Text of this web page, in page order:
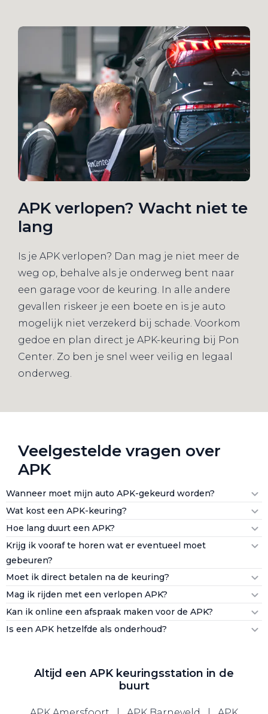
APK verlopen? Wacht niet te
lang
Is je APK verlopen? Dan mag je niet meer de
weg op, behalve als je onderweg bent naar
een garage voor de keuring. In alle andere
gevallen riskeer je een boete en is je auto
mogelijk niet verzekerd bij schade. Voorkom
gedoe en plan direct je APK-keuring bij Pon
Center. Zo ben je snel weer veilig en legaal
onderweg.
Veelgestelde vragen over
APK
Wanneer moet mijn auto APK-gekeurd worden?
Wat kost een APK-keuring?
Hoe lang duurt een APK?
Krijg ik vooraf te horen wat er eventueel moet
gebeuren?
Moet ik direct betalen na de keuring?
Mag ik rijden met een verlopen APK?
Kan ik online een afspraak maken voor de APK?
Is een APK hetzelfde als onderhoud?
Altijd een APK keuringsstation in de
buurt